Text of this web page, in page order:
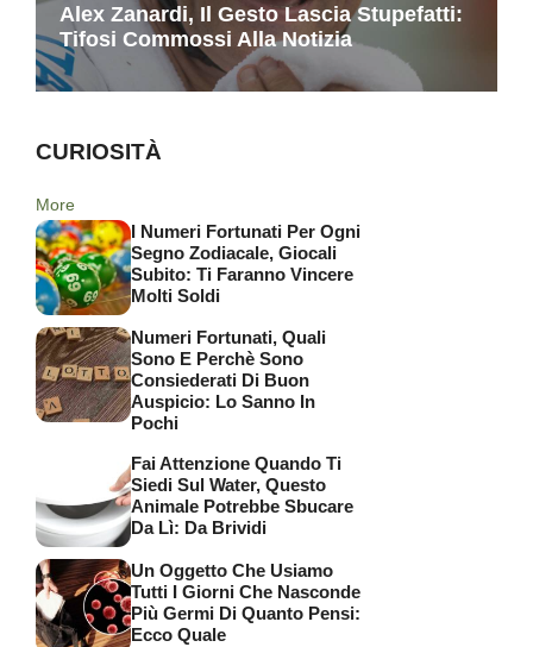
Alex Zanardi, Il Gesto Lascia Stupefatti:
Tifosi Commossi Alla Notizia
CURIOSITÀ
More
I Numeri Fortunati Per Ogni
Segno Zodiacale, Giocali
Subito: Ti Faranno Vincere
Molti Soldi
Numeri Fortunati, Quali
Sono E Perchè Sono
Consiederati Di Buon
Auspicio: Lo Sanno In
Pochi
Fai Attenzione Quando Ti
Siedi Sul Water, Questo
Animale Potrebbe Sbucare
Da Lì: Da Brividi
Un Oggetto Che Usiamo
Tutti I Giorni Che Nasconde
Più Germi Di Quanto Pensi:
Ecco Quale